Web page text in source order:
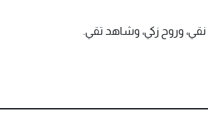
وروح زكي، وشاهد تقي.